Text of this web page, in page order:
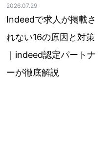
2026.07.29
Indeedで求人が掲載さ
れない16の原因と対策
｜indeed認定パートナ
ーが徹底解説